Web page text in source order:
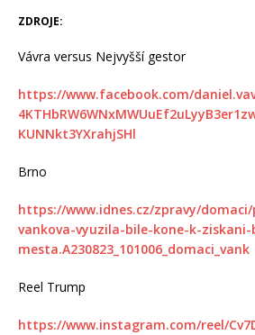
ZDROJE:
Vávra versus Nejvyšší gestor
https://www.facebook.com/
KUNNkt3YXrahjSHl
Brno
https://www.idnes.cz/zpravy/
vankova-vyuzila-bile-kone-k-
mesta.A230823_101006_domaci_vank
Reel Trump
https://www.instagram.com/reel/